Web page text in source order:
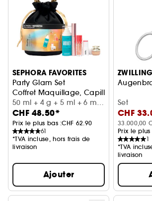
SEPHORA FAVORITES
Party Glam Set
Coffret Maquillage, Capillaire et Parfum
50 ml + 4 g + 5 ml + 6 ml
+ 8 ml
CHF 48.50*
Prix le plus bas :CHF 62.90
61
*TVA incluse, hors frais de
livraison
Ajouter
Set
CHF
33.000,00
Prix le
1
*TVA
livraison